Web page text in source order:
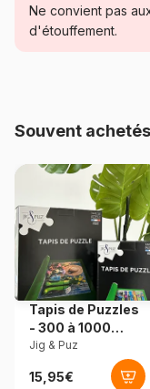
Catégorie
Provenance
EAN
Nombre de pièces
Dimensions
Ne convient pas
d'étouffement.
Souvent
Tapis de Puzzles
- 300 à 1000
pièces
Jig & Puz